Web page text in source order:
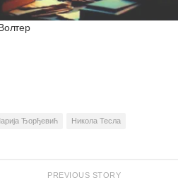
Ђорђевић Никола Тесла
PREVIOUS STORY